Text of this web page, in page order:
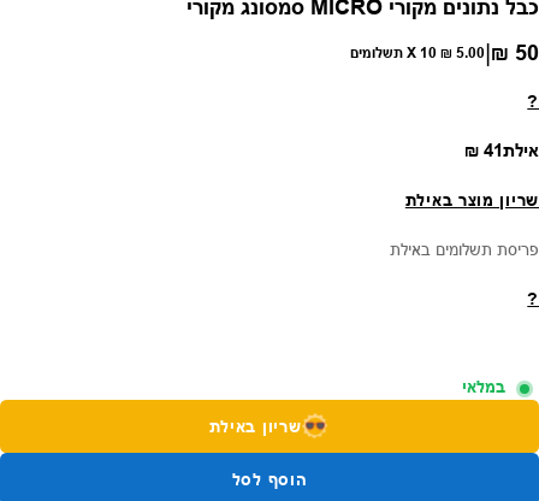
כבל נתונים מקורי MICRO סמסונג מקורי
מחיר רגיל
50 ₪
|
5.00 ₪ X 10 תשלומים
?
אילתמחיר רגיל
41 ₪
שריון מוצר באילת
פריסת תשלומים באילת
?
במלאי
שריון באילת
הוסף לסל